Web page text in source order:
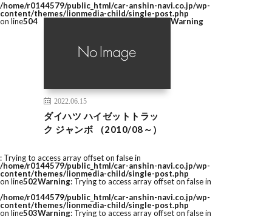
/home/r0144579/public_html/car-anshin-navi.co.jp/wp-
content/themes/lionmedia-child/single-post.php
on line504
2022.06.15
ダイハツ ハイゼットトラッ
ク ジャンボ （2010/08～）
Warning
: Trying to access array offset on false in
/home/r0144579/public_html/car-anshin-navi.co.jp/wp-
content/themes/lionmedia-child/single-post.php
on line502Warning: Trying to access array offset on false in
/home/r0144579/public_html/car-anshin-navi.co.jp/wp-
content/themes/lionmedia-child/single-post.php
on line503Warning: Trying to access array offset on false in